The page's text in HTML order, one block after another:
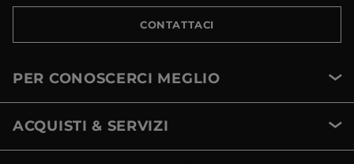
CONTATTACI
PER CONOSCERCI MEGLIO
ACQUISTI & SERVIZI